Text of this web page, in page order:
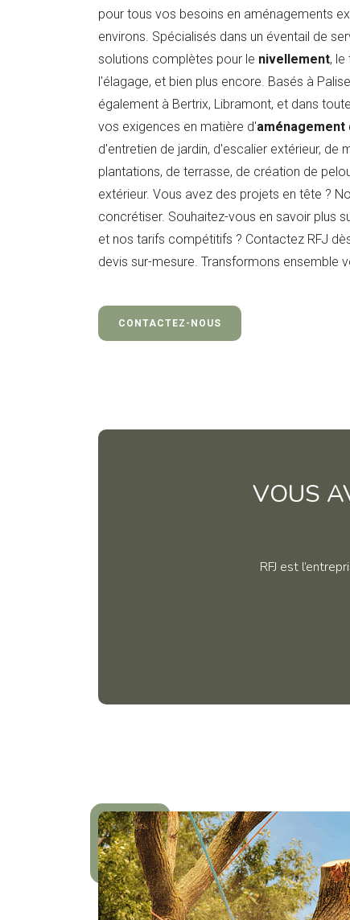
pour tous vos besoins en aménagements
environs. Spécialisés dans un éventail de
solutions complètes pour le nivellement, le
l'élagage, et bien plus encore. Basés à
également à Bertrix, Libramont, et dans
vos exigences en matière d'aménagement
d'entretien de jardin, d'escalier extérieur, de
plantations, de terrasse, de création de
extérieur. Vous avez des projets en tête ?
concrétiser. Souhaitez-vous en savoir plus
et nos tarifs compétitifs ? Contactez RFJ
devis sur-mesure. Transformons ensemble
CONTACTEZ-NOUS
VOUS
RFJ est